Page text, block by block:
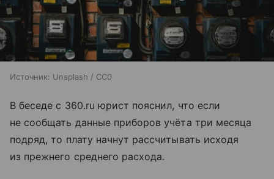
Источник: Unsplash / CC0
В беседе с 360.ru юрист пояснил, что если
не сообщать данные приборов учёта три месяца
подряд, то плату начнут рассчитывать исходя
из прежнего среднего расхода.